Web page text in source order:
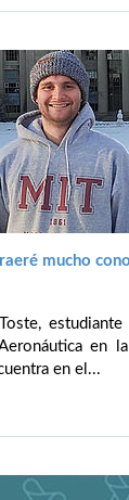
mucho
en
en el...